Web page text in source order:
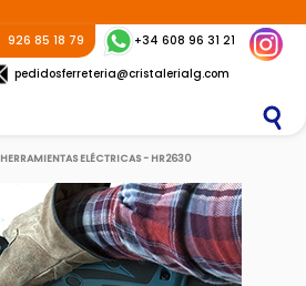
926 85 18 79
+34 608 96 31 21
pedidosferreteria@cristalerialg.com
HERRAMIENTAS ELÉCTRICAS - HR2630